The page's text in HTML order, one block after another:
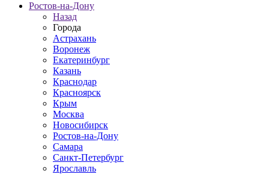
Ростов-на-Дону
Назад
Города
Астрахань
Воронеж
Екатеринбург
Казань
Краснодар
Красноярск
Крым
Москва
Новосибирск
Ростов-на-Дону
Самара
Санкт-Петербург
Ярославль